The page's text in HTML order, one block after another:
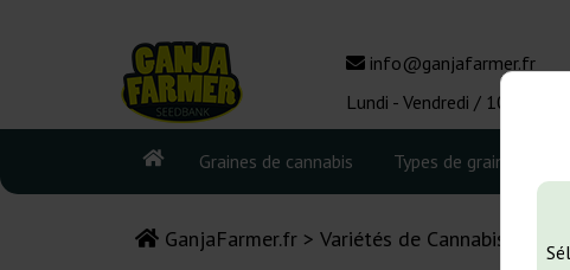
info@ganjafarmer.fr
Lundi - Vendredi / 10:00 -
Graines de cannabis Types de graines
GanjaFarmer.fr Variétés de Cannabis